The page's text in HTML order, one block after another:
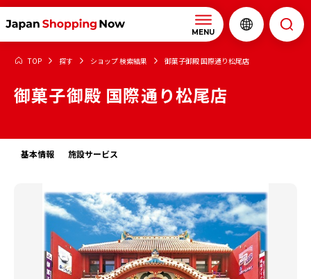
MENU
TOP 探す ショップ 検索結果 御菓子御殿 国際通り松尾店
御菓子御殿 国際通り松尾店
基本情報 施設サービス